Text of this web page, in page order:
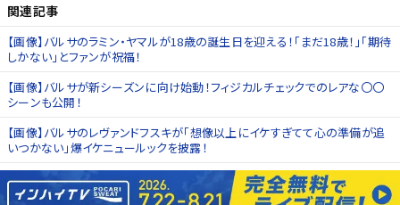
関連記事
【画像】バルサのラミン・ヤマルが18歳の誕生日を迎える！「まだ18歳！」「期待
しかない」とファンが祝福！
【画像】バルサが新シーズンに向け始動！フィジカルチェックでのレアな〇〇
シーンも公開！
【画像】バルサのレヴァンドフスキが「想像以上にイケすぎてて心の準備が追
いつかない」爆イケニュールックを披露！